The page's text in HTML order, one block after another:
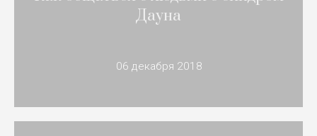
Дауна
06 декабря 2018